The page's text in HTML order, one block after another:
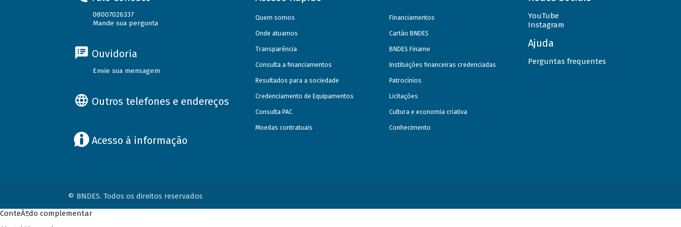
08007026337
Mande sua pergunta
Ouvidoria
Envie sua mensagem
Outros telefones e endereços
Acesso à informação
Quem somos
Onde atuamos
Transparência
Consulta a financiamentos
Resultados para a sociedade
Credenciamento de Equipamentos
Consulta PAC
Moedas contratuais
Financiamentos
Cartão BNDES
BNDES Finame
Instituições financeiras credenciadas
Patrocínios
Licitações
Cultura e economia criativa
Conhecimento
YouTube
Instagram
Ajuda
Perguntas frequentes
© BNDES. Todos os direitos reservados
ConteÃºdo complementar